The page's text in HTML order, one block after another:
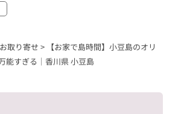
お取り寄せ > 【お家で島時間】小豆島のオリ
能すぎる｜香川県 小豆島